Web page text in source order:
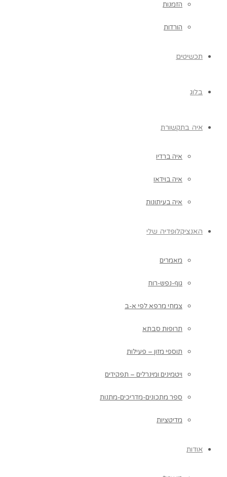
הזמנות
הורדות
תכשיטים
בלוג
איה בתקשורת
איה ברדיו
איה בוידאו
איה בעיתונות
האנציקלופדיה שלי
מאמרים
גוף-נפש-רוח
צמחי מרפא לפי א-ב
תרופות סבתא
תוספי מזון – פעילות
ויטמינים ומינרלים – תפקידים
ספר מתכונים-מדריכים-מתנות
מדיטציות
אודות